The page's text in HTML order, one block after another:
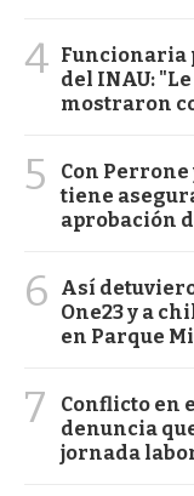
4 Funcionaria
del INAU:
mostraron
5
Con
tiene
aprobación
6
Así
One23 y a
en Parque
7
Conflicto en
denuncia
jornada